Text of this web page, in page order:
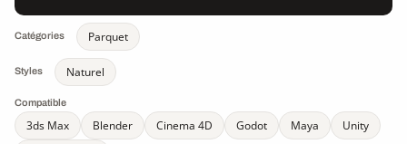
Catégories Parquet
Styles Naturel
Compatible
3ds Max Blender Cinema 4D Godot Maya
Unity